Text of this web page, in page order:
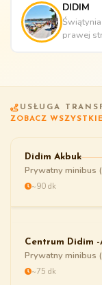
DIDIM
prawej
USŁUGA
ZOBACZ WSZYSTKIE
Didim Akbuk
Prywatny minibus
~90 dk
Centrum Didim -
Prywatny minibus
~75 dk